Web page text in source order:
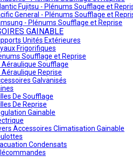
Fujitsu - Plénums Soufflage et
General - Plénums Soufflage et
- Plénums Soufflage et Reprise
GAINABLE
Unités Extérieures
Frigorifiques
Soufflage et Reprise
Aéraulique Soufflage
Aéraulique Reprise
Galvanisés
De Soufflage
De Reprise
Gainable
Accessoires Climatisation Gainable
Condensats